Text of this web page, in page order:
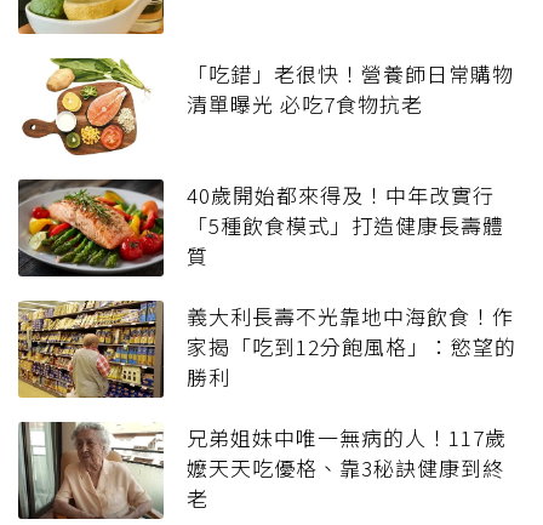
「吃錯」老很快！營養師日常購物
清單曝光 必吃7食物抗老
40歲開始都來得及！中年改實行
「5種飲食模式」打造健康長壽體
質
義大利長壽不光靠地中海飲食！作
家揭「吃到12分飽風格」：慾望的
勝利
兄弟姐妹中唯一無病的人！117歲
嬤天天吃優格、靠3秘訣健康到終
老